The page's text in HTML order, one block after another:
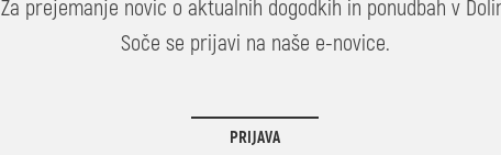
Za prejemanje novic o aktualnih dogodkih in ponudbah v
Soče se prijavi na naše e-novice.
PRIJAVA